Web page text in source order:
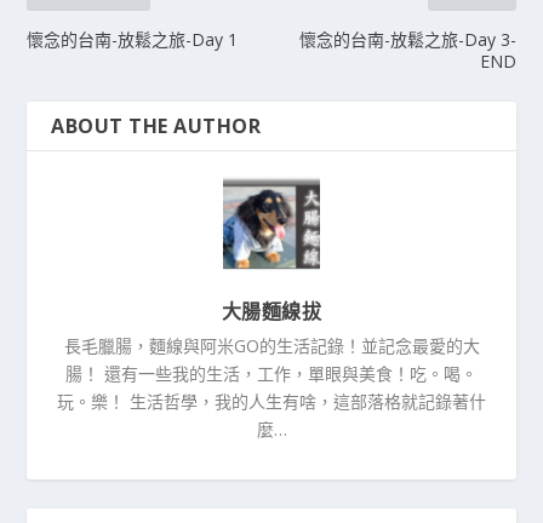
懷念的台南-放鬆之旅-Day 1
懷念的台南-放鬆之旅-Day 3-
END
ABOUT THE AUTHOR
大腸麵線拔
長毛臘腸，麵線與阿米GO的生活記錄！並記念最愛的大
腸！ 還有一些我的生活，工作，單眼與美食！吃。喝。
玩。樂！ 生活哲學，我的人生有啥，這部落格就記錄著什
麼…